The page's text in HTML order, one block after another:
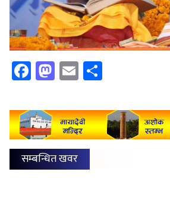
Facebook
Mastodon
Email
सम्बन्धित खवर